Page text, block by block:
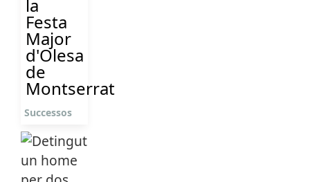
la
Festa
Major
d'Olesa
de
Montserrat
Successos